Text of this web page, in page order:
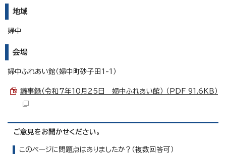
地域
婦中
会場
婦中ふれあい館（婦中町砂子田1-1）
議事録（令和7年10月25日 婦中ふれあい館） （PDF 91.6KB）
ご意見をお聞かせください。
このページに問題点はありましたか？（複数回答可）